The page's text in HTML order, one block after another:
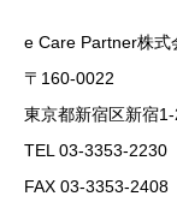
e Care Partner株式
〒160-0022
東京都新宿区新宿
TEL 03-3353-2230
FAX 03-3353-2408